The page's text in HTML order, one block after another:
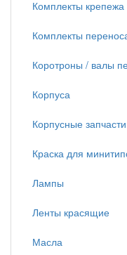
Комплекты
Комплекты
Коротроны / валы
Корпуса
Корпусные
Краска для
Лампы
Ленты красящие
Масла